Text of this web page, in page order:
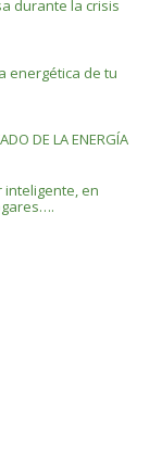
durante la crisis
energética de tu
DE LA ENERGÍA
inteligente, en